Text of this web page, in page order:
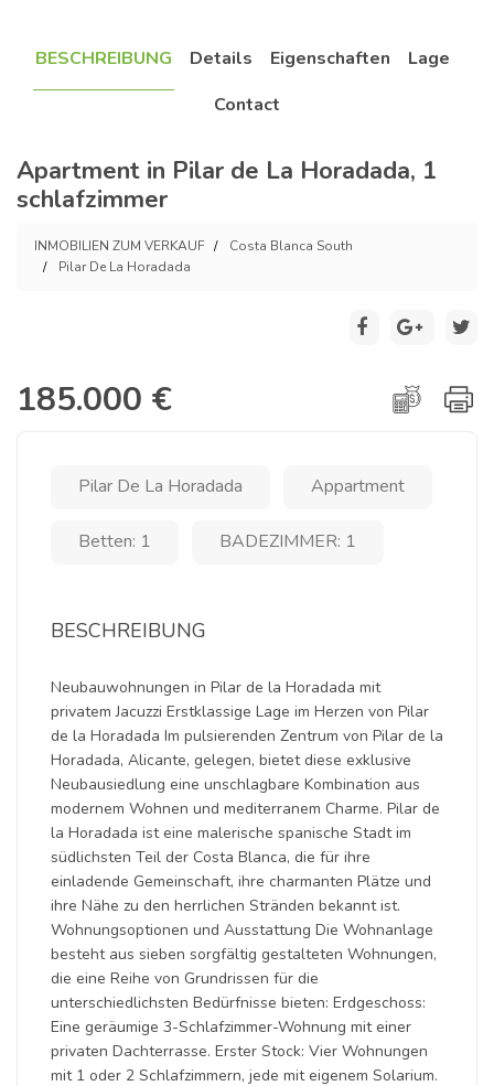
BESCHREIBUNG Details Eigenschaften
Lage
Contact
Apartment in Pilar de La Horadada, 1
schlafzimmer
INMOBILIEN ZUM VERKAUF
Costa Blanca South
Pilar De La Horadada
185.000 €
Pilar De La Horadada Appartment
Betten: 1 BADEZIMMER: 1
BESCHREIBUNG
Neubauwohnungen in Pilar de la Horadada mit
privatem Jacuzzi Erstklassige Lage im Herzen von Pilar
de la Horadada Im pulsierenden Zentrum von Pilar de la
Horadada, Alicante, gelegen, bietet diese exklusive
Neubausiedlung eine unschlagbare Kombination aus
modernem Wohnen und mediterranem Charme. Pilar de
la Horadada ist eine malerische spanische Stadt im
südlichsten Teil der Costa Blanca, die für ihre
einladende Gemeinschaft, ihre charmanten Plätze und
ihre Nähe zu den herrlichen Stränden bekannt ist.
Wohnungsoptionen und Ausstattung Die Wohnanlage
besteht aus sieben sorgfältig gestalteten Wohnungen,
die eine Reihe von Grundrissen für die
unterschiedlichsten Bedürfnisse bieten: Erdgeschoss:
Eine geräumige 3-Schlafzimmer-Wohnung mit einer
privaten Dachterrasse. Erster Stock: Vier Wohnungen
mit 1 oder 2 Schlafzimmern, jede mit eigenem Solarium.